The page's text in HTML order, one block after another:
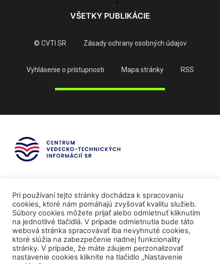
VŠETKY PUBLIKÁCIE
© CVTI SR Zásady ochrany osobných údajov
Vyhlásenie o prístupnosti Mapa stránky RSS
Pri používaní tejto stránky dochádza k spracovaniu
cookies, ktoré nám pomáhajú zvyšovať kvalitu služieb.
Súbory cookies môžete prijať alebo odmietnuť kliknutím
na jednotlivé tlačidlá. V prípade odmietnutia bude táto
webová stránka spracovávať iba nevyhnuté cookies,
ktoré slúžia na zabezpečenie riadnej funkcionality
stránky. V prípade, že máte záujem perzonalizovať
nastavenie cookies kliknite na tlačidlo „Nastavenie